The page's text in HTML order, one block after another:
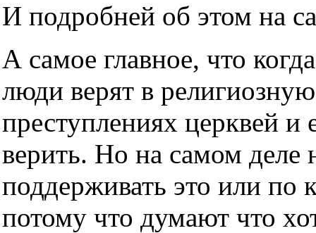
И подробней об этом на
А самое главное, что
люди верят в
преступлениях церквей и
верить. Но на самом деле
поддерживать это или по
потому что думают что